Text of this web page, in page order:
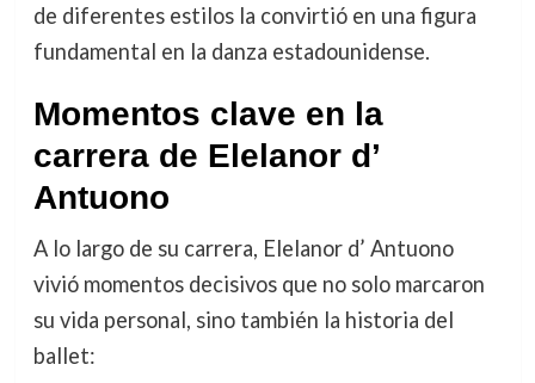
de diferentes estilos la convirtió en una figura
fundamental en la danza estadounidense.
Momentos clave en la
carrera de Elelanor d’
Antuono
A lo largo de su carrera, Elelanor d’ Antuono
vivió momentos decisivos que no solo marcaron
su vida personal, sino también la historia del
ballet: